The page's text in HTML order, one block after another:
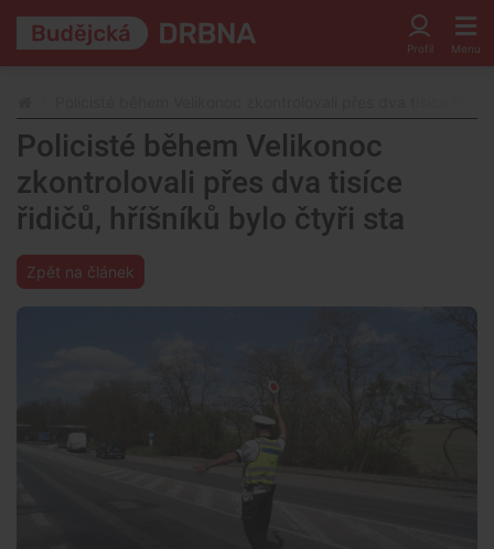
Policisté během Velikonoc
zkontrolovali přes dva tisíce
řidičů, hříšníků bylo čtyři sta
Zpět na článek